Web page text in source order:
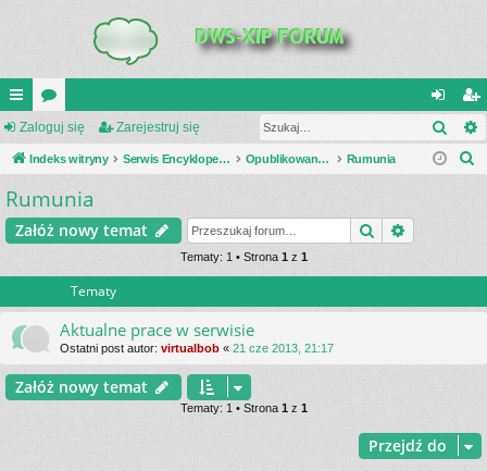
UI
C
K
_L
or
a
al
og
ar
ej
Zaloguj się Zarejestruj się
Indeks witryny Serwis Encyklopedia Uzbrojenia Opublikowane zestawienia Rumunia
j
Rumunia
Załóż nowy temat Szukaj
Tematy: 1 • Strona 1 z 1
Tematy
Aktualne prace w serwisie
Ostatni post autor: virtualbob « 21 cze 2013, 21:17
Załóż nowy temat
Tematy: 1 • Strona 1 z 1
Przejdź do